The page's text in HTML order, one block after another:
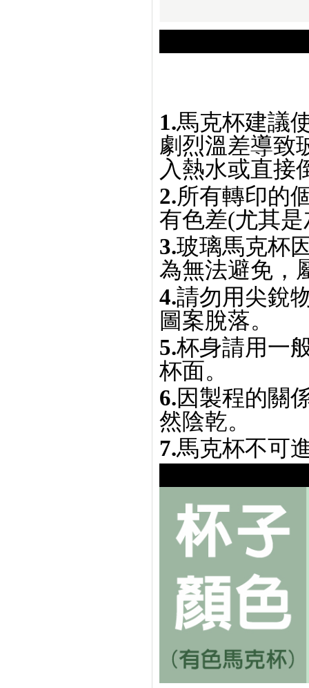
1.馬克杯建議
劇烈溫差導致
入熱水或直接
2.所有轉印的
有色差(尤其
3.玻璃馬克杯
為無法避免，
4.請勿用尖銳
圖案脫落。
5.杯身請用一
杯面。
6.因製程的關
然陰乾。
7.馬克杯不可